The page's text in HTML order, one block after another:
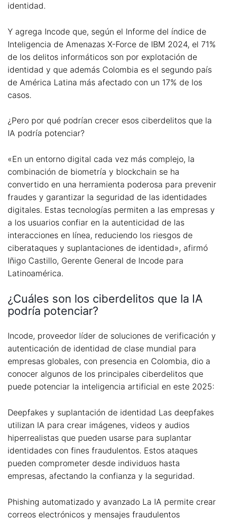
identidad.
Y agrega Incode que, según el Informe del índice de
Inteligencia de Amenazas X-Force de IBM 2024, el 71%
de los delitos informáticos son por explotación de
identidad y que además Colombia es el segundo país
de América Latina más afectado con un 17% de los
casos.
¿Pero por qué podrían crecer esos ciberdelitos que la
IA podría potenciar?
«En un entorno digital cada vez más complejo, la
combinación de biometría y blockchain se ha
convertido en una herramienta poderosa para prevenir
fraudes y garantizar la seguridad de las identidades
digitales. Estas tecnologías permiten a las empresas y
a los usuarios confiar en la autenticidad de las
interacciones en línea, reduciendo los riesgos de
ciberataques y suplantaciones de identidad», afirmó
Iñigo Castillo, Gerente General de Incode para
Latinoamérica.
¿Cuáles son los ciberdelitos que la IA
podría potenciar?
Incode, proveedor líder de soluciones de verificación y
autenticación de identidad de clase mundial para
empresas globales, con presencia en Colombia, dio a
conocer algunos de los principales ciberdelitos que
puede potenciar la inteligencia artificial en este 2025:
Deepfakes y suplantación de identidad Las deepfakes
utilizan IA para crear imágenes, videos y audios
hiperrealistas que pueden usarse para suplantar
identidades con fines fraudulentos. Estos ataques
pueden comprometer desde individuos hasta
empresas, afectando la confianza y la seguridad.
Phishing automatizado y avanzado La IA permite crear
correos electrónicos y mensajes fraudulentos